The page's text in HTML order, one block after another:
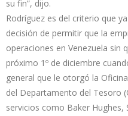
su fin”, dijo.
Rodríguez es del criterio que
decisión de permitir que la
operaciones en Venezuela sin
próximo 1º de diciembre
general que le otorgó la
del Departamento del Tesoro
servicios como Baker Hughes,